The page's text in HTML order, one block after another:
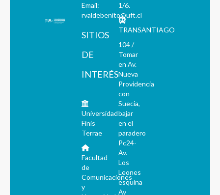
Email:
rvaldebenito@uft.cl
SITIOS
DE
INTERÉS
Universidad
Finis
Terrae
Facultad
de
Comunicaciones
y
1/6.
TRANSANTIAGO
104 /
Tomar
en Av.
Nueva
Providencia
con
Suecia,
bajar
en el
paradero
Pc24-
Av.
Los
Leones
esquina
Av